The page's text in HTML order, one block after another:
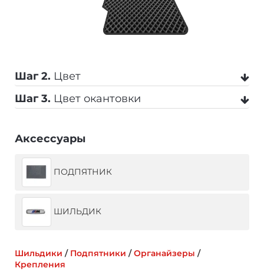
Шаг 2. Цвет
Коричневый Темно-синий
Фиолетовый
Шаг 3. Цвет окантовки
Бежевый
Аксессуары
ПОДПЯТНИК
ШИЛЬДИК
Шильдики / Подпятники /Органайзеры /
Крепления